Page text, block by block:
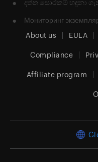
දත්ත සොරකම් හඳුනා
•
Мониторинг
About us
EULA
Compliance
Affiliate program